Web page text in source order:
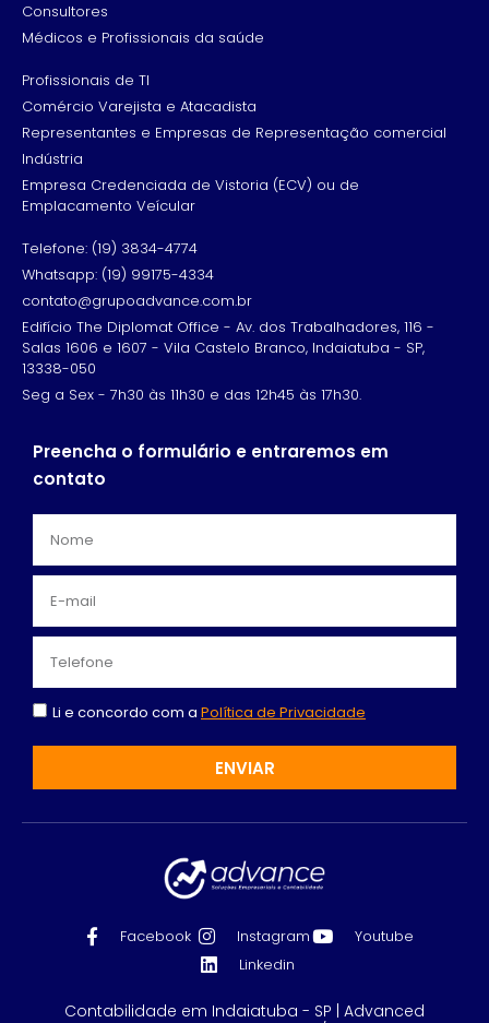
Consultores
Médicos e Profissionais da saúde
Profissionais de TI
Comércio Varejista e Atacadista
Representantes e Empresas de Representação comercial
Indústria
Empresa Credenciada de Vistoria (ECV) ou de
Emplacamento Veícular
Telefone: (19) 3834-4774
Whatsapp: (19) 99175-4334
contato@grupoadvance.com.br
Edifício The Diplomat Office - Av. dos Trabalhadores, 116 -
Salas 1606 e 1607 - Vila Castelo Branco, Indaiatuba - SP,
13338-050
Seg a Sex - 7h30 às 11h30 e das 12h45 às 17h30.
Preencha o formulário e entraremos em
contato
Li e concordo com a Política de Privacidade
ENVIAR
Facebook Instagram
Youtube
Linkedin
Contabilidade em Indaiatuba - SP | Advanced